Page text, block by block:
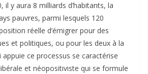
il y aura 8 milliards d’habitants, la
pauvres, parmi lesquels 120
réelle d’émigrer pour des
et politiques, ou pour les deux à la
appuie ce processus se caractérise
et néopositiviste qui se formule